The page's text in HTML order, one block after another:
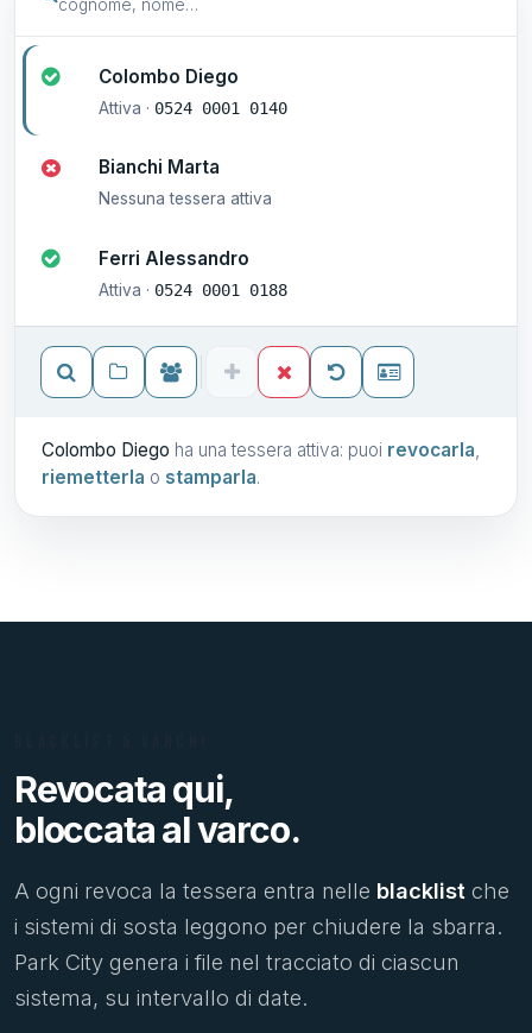
cognome, nome…
Colombo Diego
Attiva · 0524 0001 0140
Bianchi Marta
Nessuna tessera attiva
Ferri Alessandro
Attiva · 0524 0001 0188
Colombo Diego ha una tessera attiva: puoi revocarla,
riemetterla o stamparla.
Revocata qui,
bloccata al varco.
A ogni revoca la tessera entra nelle blacklist che
i sistemi di sosta leggono per chiudere la sbarra.
Park City genera i file nel tracciato di ciascun
sistema, su intervallo di date.